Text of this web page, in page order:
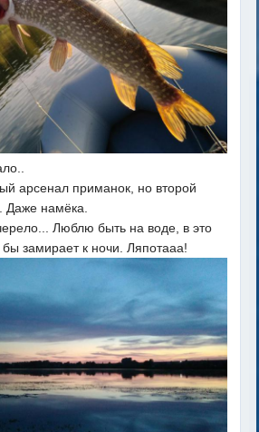
арсенал приманок, но второй
Даже намёка.
Люблю быть на воде, в это
замирает к ночи. Ляпотааа!